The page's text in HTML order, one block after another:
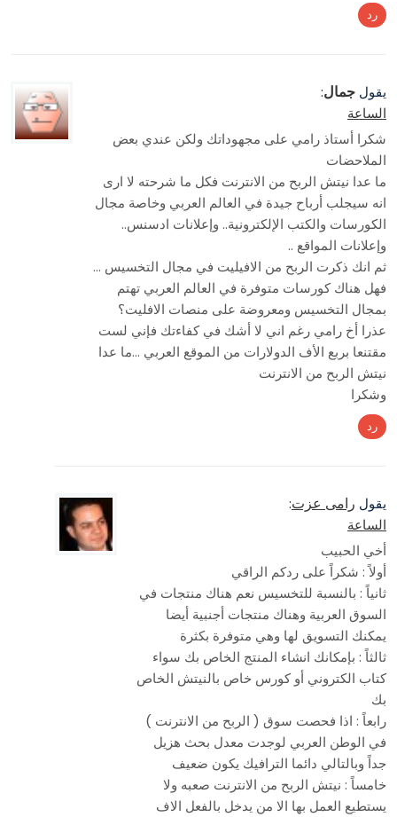
رد
يقول جمال:
الساعة
شكرا أستاذ رامي على مجهوداتك ولكن عندي بعض
الملاحضات
ما عدا نيتش الربح من الانترنت فكل ما شرحته لا ارى
انه سيجلب أرباح جيدة في العالم العربي وخاصة مجال
الكورسات والكتب الإلكترونية.. وإعلانات ادسنس..
وإعلانات المواقع ..
ثم انك ذكرت الربح من الافيليت في مجال التخسيس …
فهل هناك كورسات متوفرة في العالم العربي تهتم
بمجال التخسيس ومعروضة على منصات الافليت؟
عذرا أخ رامي رغم اني لا أشك في كفاءتك فإني لست
مقتنعا بربع الأف الدولارات من الموقع العربي …ما عدا
نيتش الربح من الانترنت
وشكرا
رد
يقول رامى عزت:
الساعة
أخي الحبيب
أولاً : شكراً على ردكم الراقي
ثانياً : بالنسبة للتخسيس نعم هناك منتجات في
السوق العربية وهناك منتجات أجنبية أيضا
يمكنك التسويق لها وهي متوفرة بكثرة
ثالثاً : بإمكانك انشاء المنتج الخاص بك سواء
كتاب الكتروني أو كورس خاص بالنيتش الخاص
بك
رابعاً : اذا فحصت سوق ( الربح من الانترنت )
في الوطن العربي لوجدت معدل بحث هزيل
جداً وبالتالي دائما الترافيك يكون ضعيف
خامساً : نيتش الربح من الانترنت صعبه ولا
يستطيع العمل بها الا من يدخل بالفعل الاف